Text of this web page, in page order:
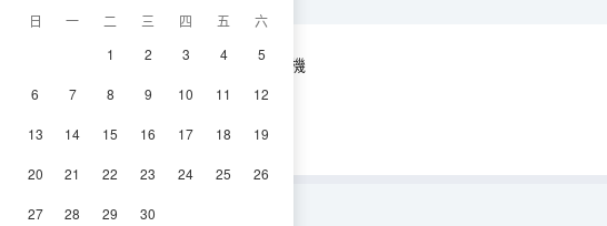
日 一 二 三 四 五
六
1
2 3 4 5
6 7 8 9 10 11 12
13 14 15 16 17 18 19
20 21 22 23 24 25 26
27 28 29 30
空調 淋浴 電視機